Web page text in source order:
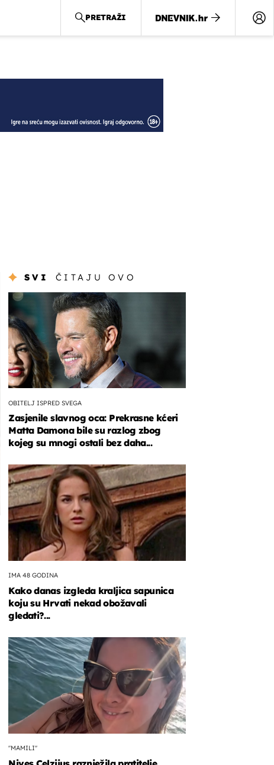
PRETRAŽI
SVI ČITAJU OVO
OBITELJ ISPRED SVEGA
Zasjenile slavnog oca: Prekrasne kćeri
Matta Damona bile su razlog zbog
kojeg su mnogi ostali bez daha...
IMA 48 GODINA
Kako danas izgleda kraljica sapunica
koju su Hrvati nekad obožavali
gledati?...
"MAMILI"